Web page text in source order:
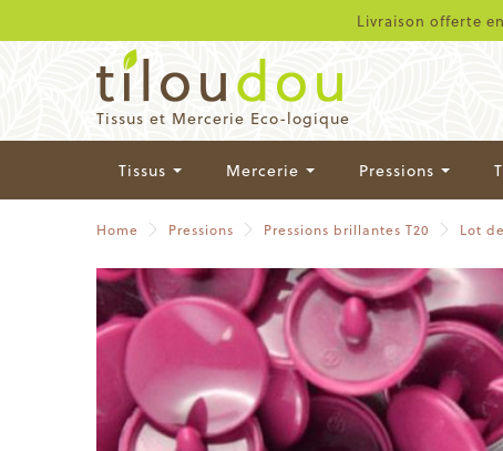
Livraison offerte
Tissus et Mercerie Eco-logique
Tissus Mercerie Pressions
Home Pressions Pressions brillantes T20 Lot